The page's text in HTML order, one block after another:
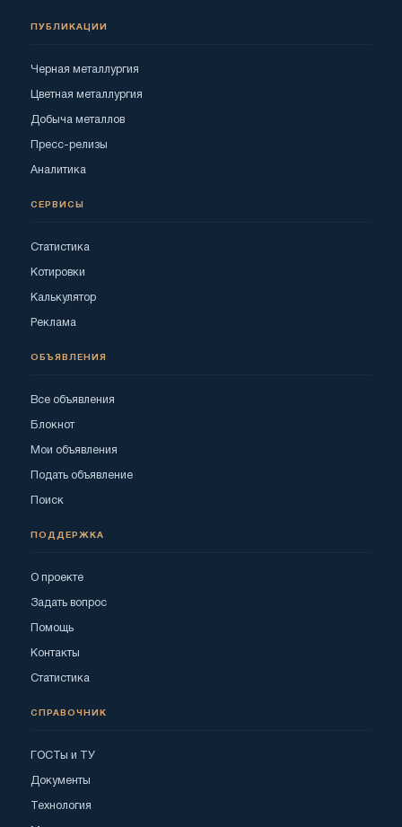
ПУБЛИКАЦИИ
Черная металлургия
Цветная металлургия
Добыча металлов
Пресс-релизы
Аналитика
СЕРВИСЫ
Статистика
Котировки
Калькулятор
Реклама
ОБЪЯВЛЕНИЯ
Все объявления
Блокнот
Мои объявления
Подать объявление
Поиск
ПОДДЕРЖКА
О проекте
Задать вопрос
Помощь
Контакты
Статистика
СПРАВОЧНИК
ГОСТы и ТУ
Документы
Технология